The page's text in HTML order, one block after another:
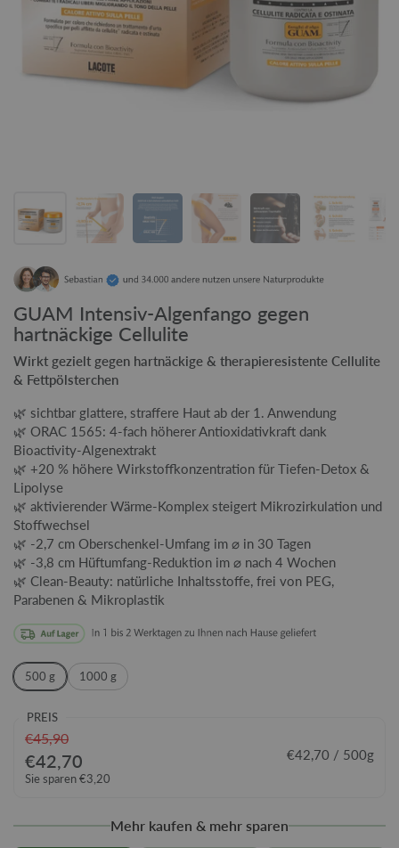
GUAM Intensiv-Algenfango gegen
hartnäckige Cellulite
Wirkt gezielt gegen hartnäckige & therapieresistente Cellulite
& Fettpölsterchen
🌿 sichtbar glattere, straffere Haut ab der 1. Anwendung
🌿 ORAC 1565: 4-fach höherer Antioxidativkraft dank
Bioactivity-Algenextrakt
🌿 +20 % höhere Wirkstoffkonzentration für Tiefen-Detox &
Lipolyse
🌿 aktivierender Wärme-Komplex steigert Mikrozirkulation und
Stoffwechsel
🌿 -2,7 cm Oberschenkel‐Umfang im ⌀ in 30 Tagen
🌿 -3,8 cm Hüftumfang-Reduktion im ⌀ nach 4 Wochen
🌿 Clean-Beauty: natürliche Inhaltsstoffe, frei von PEG,
Parabenen & Mikroplastik
500 g 1000 g
PREIS
€42,70
€45,90
Sie sparen €3,20
€42,70 / 500g
Mehr kaufen & mehr sparen